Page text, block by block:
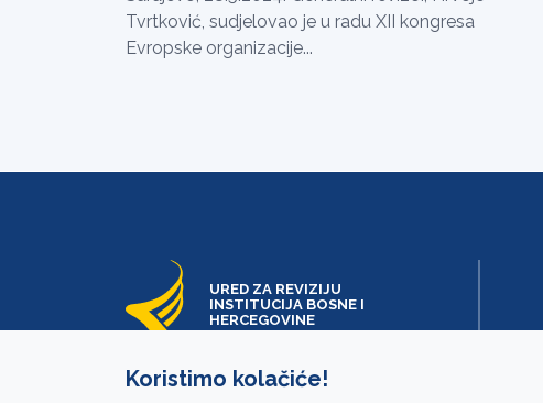
Tvrtković, sudjelovao je u radu XII kongresa
Evropske organizacije...
URED ZA REVIZIJU
INSTITUCIJA BOSNE I
HERCEGOVINE
Koristimo kolačiće!